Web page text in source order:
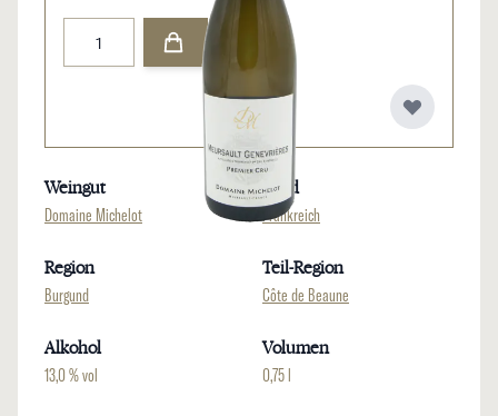
Weingut
Domaine Michelot
Land
Frankreich
Region
Burgund
Teil-Region
Côte de Beaune
Alkohol
13,0 % vol
Volumen
0,75 l